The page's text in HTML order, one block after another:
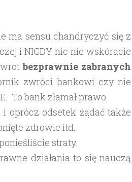
ma sensu chandryczyć się z
i NIGDY nic nie wskóracie
bezprawnie zabranych
zwróci bankowi czy nie
To bank złamał prawo.
oprócz odsetek żądać także
zdrowie itd.
straty.
działania to się nauczą